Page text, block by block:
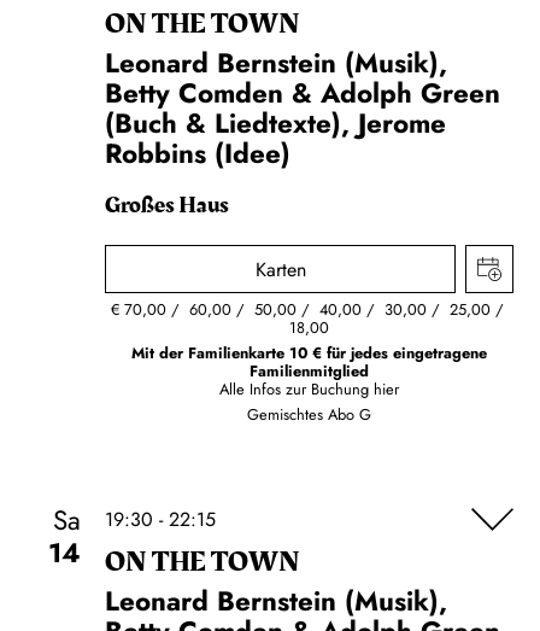
ON THE TOWN
Leonard Bernstein (Musik),
Betty Comden & Adolph Green
(Buch & Liedtexte), Jerome
Robbins (Idee)
Großes Haus
Karten
€ 70,00 60,00 50,00 40,00 30,00 25,00
18,00
Mit der Familienkarte 10 € für jedes eingetragene
Familienmitglied
Alle Infos zur Buchung hier
Gemischtes Abo G
Sa
14
19:30 - 22:15
ON THE TOWN
Leonard Bernstein (Musik),